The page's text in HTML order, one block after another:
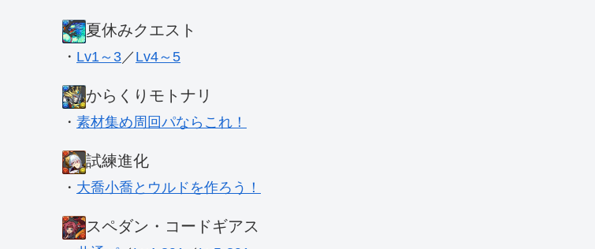
夏休みクエスト
・ Lv1～3 ／ Lv4～5
からくりモトナリ
・ 素材集め周回パならこれ！
試練進化
・ 大喬小喬とウルドを作ろう！
スペダン・コードギアス